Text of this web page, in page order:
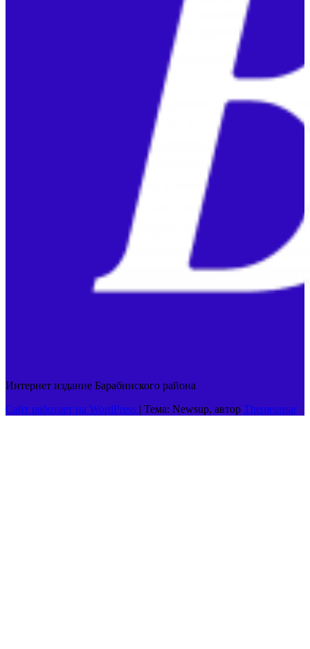
Интернет издание Барабинского района
Сайт работает на WordPress | Тема: Newsup, автор Themeansar